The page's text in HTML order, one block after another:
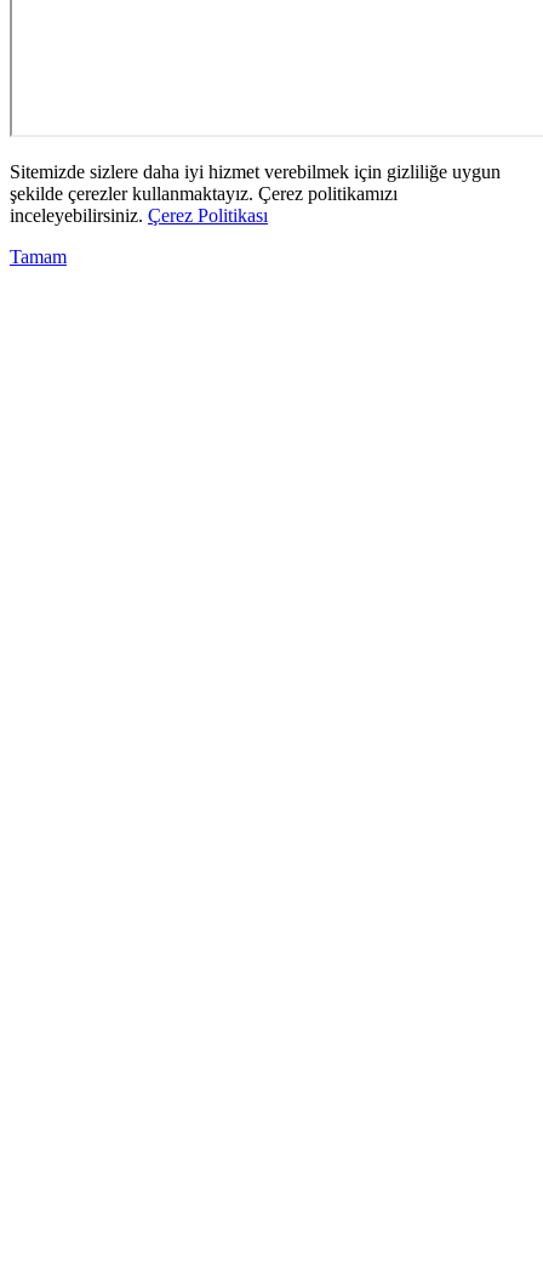
Sitemizde sizlere daha iyi hizmet verebilmek için gizliliğe uygun
şekilde çerezler kullanmaktayız. Çerez politikamızı
inceleyebilirsiniz. Çerez Politikası
Tamam